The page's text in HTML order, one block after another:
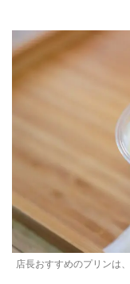
店長おすすめのプリンは